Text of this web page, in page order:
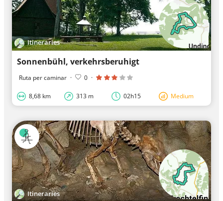
Itineraries
Sonnenbühl, verkehrsberuhigt
Ruta per caminar · 0 ·
8,68 km 313 m 02h15 Medium
Itineraries